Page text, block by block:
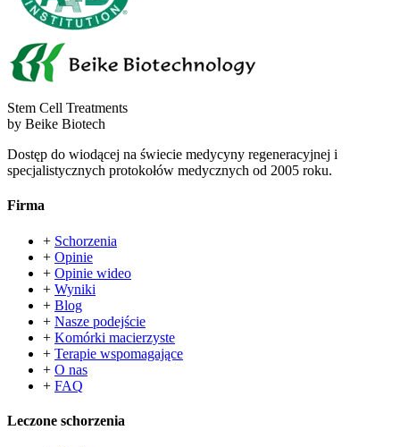
Stem Cell Treatments
by Beike Biotech
Dostęp do wiodącej na świecie medycyny regeneracyjnej i
specjalistycznych protokołów medycznych od 2005 roku.
Firma
+ Schorzenia
+ Opinie
+ Opinie wideo
+ Wyniki
+ Blog
+ Nasze podejście
+ Komórki macierzyste
+ Terapie wspomagające
+ O nas
+ FAQ
Leczone schorzenia